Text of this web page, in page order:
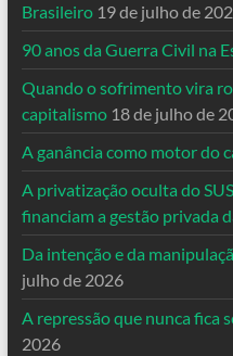
Brasileiro 19 de julho de
90 anos da Guerra Civil na
Quando o sofrimento vira
capitalismo 18 de julho de
A ganância como motor do
A privatização oculta do
financiam a gestão privada
Da intenção e da
julho de 2026
A repressão que nunca fica
2026